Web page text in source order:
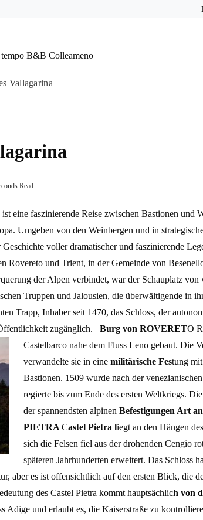
tempo B&B Colleameno
Vallagarina
Read
eine faszinierende Reise zwischen Bastionen
Umgeben von den Weinbergen und in
voller dramatischer und faszinierende
Rovereto und Trient, in der Gemeinde von Besenell
der Alpen verbindet, war der Schauplatz
Truppen und Jalousien, die überwältigende in
Trapp, Inhaber seit 1470, das Schloss, der
zugänglich. Burg von ROVERETO R
Castelbarco nahe dem Fluss Leno gebaut. Die
verwandelte sie in eine militärische Festung
Bastionen. 1509 wurde nach der
regierte bis zum Ende des ersten Weltkriegs.
der spannendsten alpinen Befestigungen Art
PIETRA Castel Pietra liegt an den Hängen
sich die Felsen fiel aus der drohenden Cengio
späteren Jahrhunderten erweitert. Das Schloss
aber es ist offensichtlich auf den ersten Blick, die
des Castel Pietra kommt hauptsächlich von
Adige und erlaubt es, die Kaiserstraße zu